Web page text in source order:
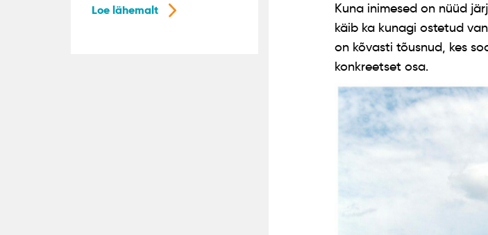
Kuna inimesed on nüüd
käib ka kunagi ostetud
on kõvasti tõusnud, kes
konkreetset osa.
Loe lähemalt